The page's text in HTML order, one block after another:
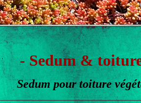
- Sedum &
Sedum pourtoiture